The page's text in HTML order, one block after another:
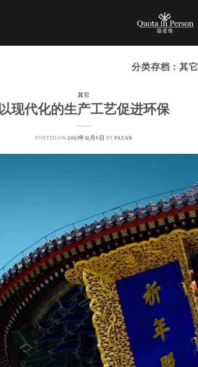
分类存档：其它
其它
以现代化的生产工艺促进环保
POSTED ON 2021年12月8日 BY PAEAN